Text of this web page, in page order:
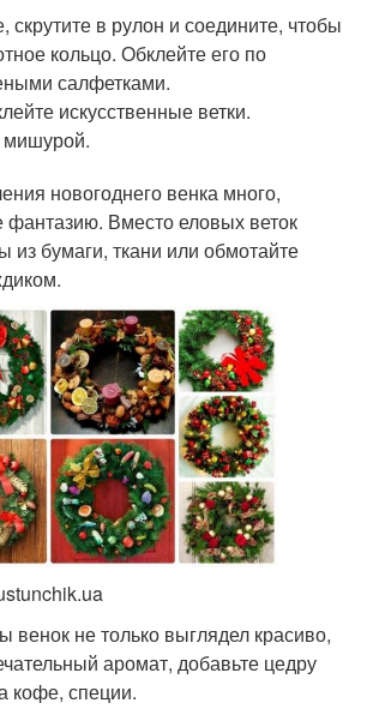
скрутите в рулон и соедините, чтобы
кольцо. Обклейте его по
салфетками.
искусственные ветки.
мишурой.
новогоднего венка много,
фантазию. Вместо еловых веток
из бумаги, ткани или обмотайте
венок не только выглядел красиво,
аромат, добавьте цедру
кофе, специи.